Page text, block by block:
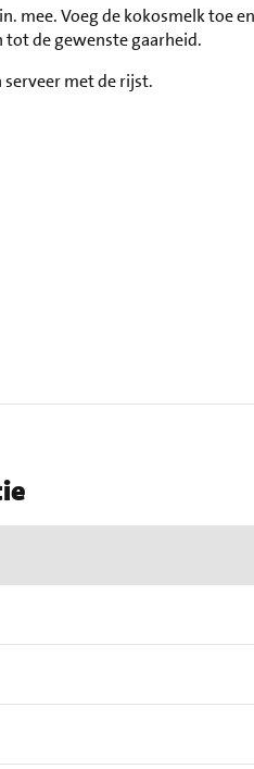
mee. Voeg de kokosmelk toe
de gewenste gaarheid.
met de rijst.